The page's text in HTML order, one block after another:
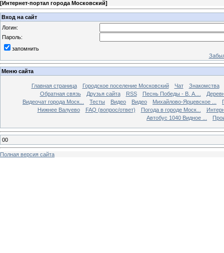
[Интернет-портал города Московский]
Вход на сайт
Логин:
Пароль:
запомнить
Меню сайта
Главная страница Городское поселение Московский Чат
Знакомства
Обратная связь
Друзья сайта RSS Песнь Победы - В. А....
Видеочат города Моск...
Тесты Видео Видео Михайлово-Ярцевское ...
Нижнее Валуево
FAQ (вопрос/ответ) Погода в городе Моск...
Автобус 1040 Видное ...
00
Полная версия сайта